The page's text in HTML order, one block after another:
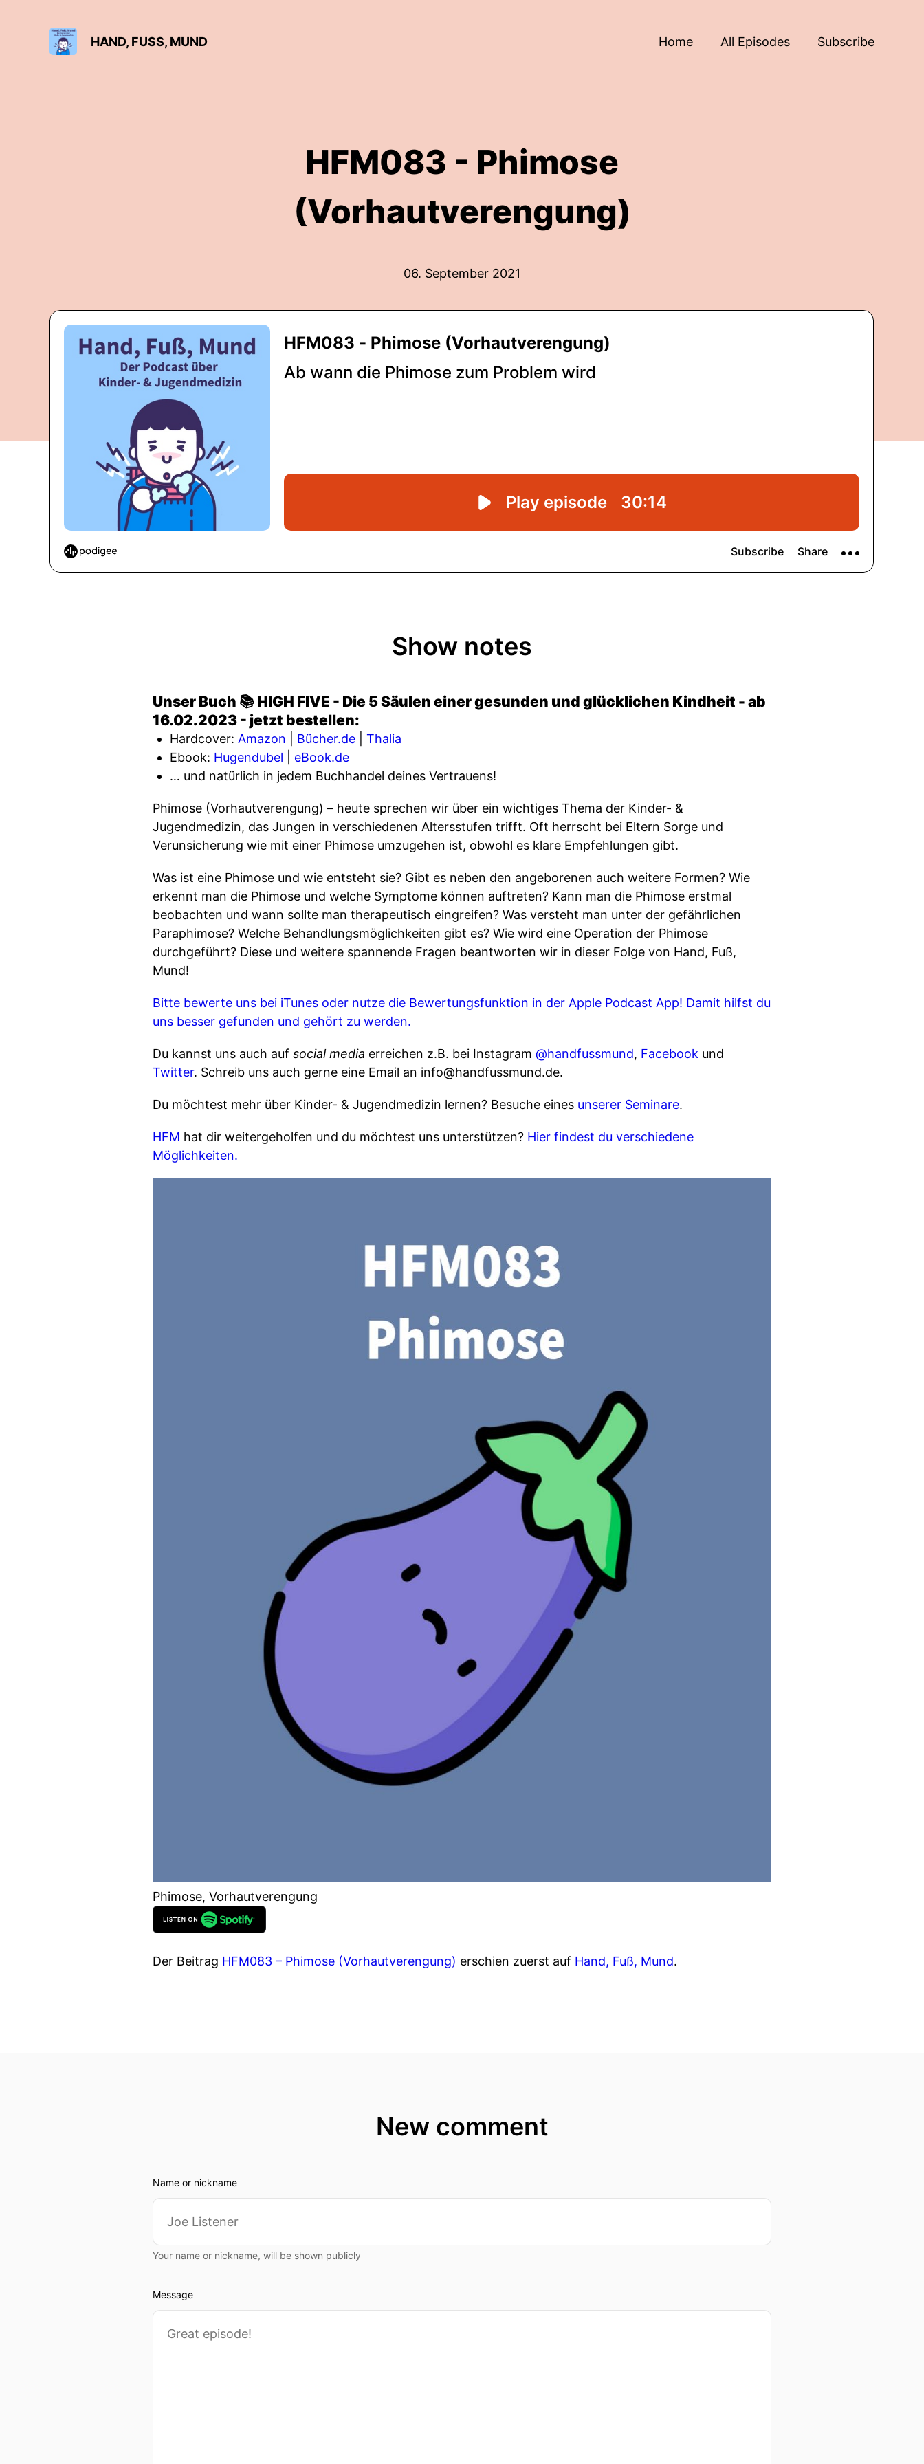
HAND, FUSS, MUND Home All Episodes Subscribe
HFM083 - Phimose
(Vorhautverengung)
06. September 2021
Show notes
Unser Buch 📚 HIGH FIVE - Die 5 Säulen einer gesunden und glücklichen Kindheit - ab
16.02.2023 - jetzt bestellen:
Hardcover: Amazon Bücher.de
Thalia
Ebook: Hugendubel
eBook.de
… und natürlich in jedem Buchhandel deines Vertrauens!
Phimose (Vorhautverengung) – heute sprechen wir über ein wichtiges Thema der Kinder- &
Jugendmedizin, das Jungen in verschiedenen Altersstufen trifft. Oft herrscht bei Eltern Sorge und
Verunsicherung wie mit einer Phimose umzugehen ist, obwohl es klare Empfehlungen gibt.
Was ist eine Phimose und wie entsteht sie? Gibt es neben den angeborenen auch weitere Formen? Wie
erkennt man die Phimose und welche Symptome können auftreten? Kann man die Phimose erstmal
beobachten und wann sollte man therapeutisch eingreifen? Was versteht man unter der gefährlichen
Paraphimose? Welche Behandlungsmöglichkeiten gibt es? Wie wird eine Operation der Phimose
durchgeführt? Diese und weitere spannende Fragen beantworten wir in dieser Folge von Hand, Fuß,
Mund!
Bitte bewerte uns bei iTunes oder nutze die Bewertungsfunktion in der Apple Podcast App! Damit hilfst du
uns besser gefunden und gehört zu werden.
Du kannst uns auch auf social media erreichen z.B. bei Instagram @handfussmund, Facebook und
Twitter. Schreib uns auch gerne eine Email an info@handfussmund.de.
Du möchtest mehr über Kinder- & Jugendmedizin lernen? Besuche eines unserer Seminare.
HFM hat dir weitergeholfen und du möchtest uns unterstützen? Hier findest du verschiedene
Möglichkeiten.
Phimose, Vorhautverengung
Der Beitrag HFM083 – Phimose (Vorhautverengung) erschien zuerst auf Hand, Fuß, Mund.
New comment
Name or nickname
Your name or nickname, will be shown publicly
Message